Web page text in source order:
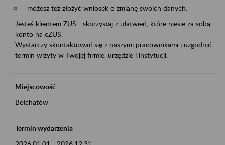
możesz też złożyć wniosek o zmianę swoich danych.
Jesteś klientem ZUS - skorzystaj z ułatwień, które niesie za sobą
konto na eZUS.
Wystarczy skontaktować się z naszymi pracownikami i uzgodnić
termin wizyty w Twojej firmie, urzędzie i instytucji.
Miejscowość
Bełchatów
Termin wydarzenia